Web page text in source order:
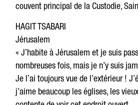
couvent principal de la Custodie,
HAGIT TSABARI
Jérusalem
« J’habite à Jérusalem et je suis
nombreuses fois, mais je n’y suis
Je l’ai toujours vue de l’extérieur !
j’aime beaucoup les églises, les